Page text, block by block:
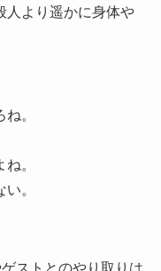
人より遥かに身体や
。
。
。
ストとのやり取りは